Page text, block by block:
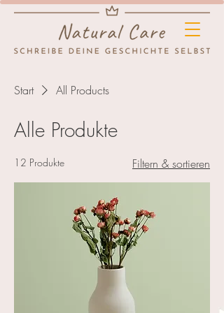
Start All Products
Alle Produkte
12 Produkte Filtern & sortieren